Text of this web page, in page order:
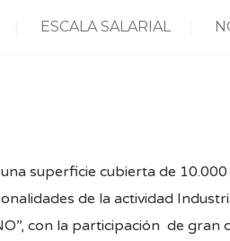
ESCALA SALARIAL
superficie cubierta de
de la actividad
con la participación de gran